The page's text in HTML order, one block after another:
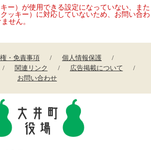
ー）が使用できる設定になっていない、また
ッキー）に対応していないため、お問い合わ
せん。
・免責事項
個人情報保護
関連リンク
広告掲載について
お問い合わせ